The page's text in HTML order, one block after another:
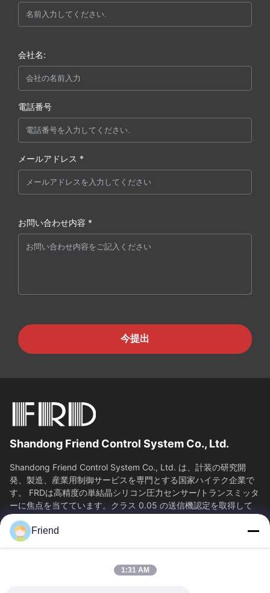
会社名:
電話番号
メールアドレス *
お問い合わせ内容 *
今提出
Shandong Friend Control System Co., Ltd.
Shandong Friend Control System Co., Ltd. は、計装の研究開
発、製造、産業用制御サービスを専門とする国家ハイテク企業で
す。 FRDは高精度の単結晶シリコン圧力センサー/トランスミッタ
ーに焦点を当てています。クラス 0.05 の送信機認定を取得して
おり、65...
SAIKESAISI水素エナジー
企業情報
Friend
1:31 AM